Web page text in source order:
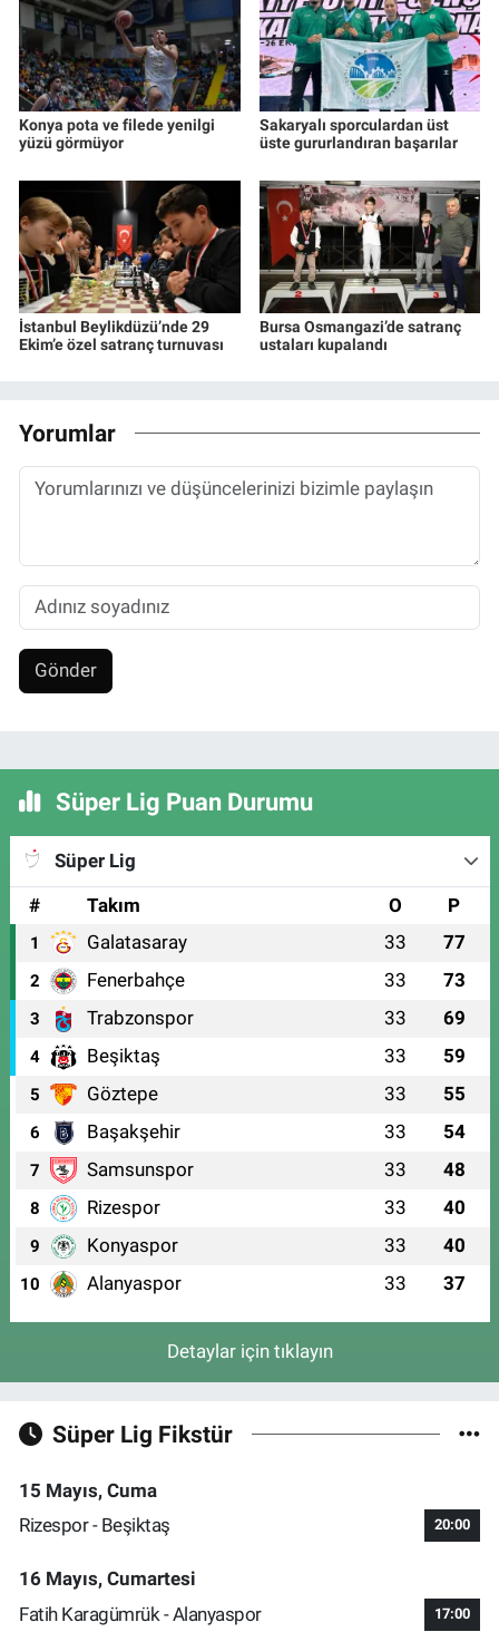
Konya pota ve filede yenilgi
yüzü görmüyor
Sakaryalı sporculardan üst
üste gururlandıran başarılar
İstanbul Beylikdüzü’nde 29
Ekim’e özel satranç turnuvası
Bursa Osmangazi’de satranç
ustaları kupalandı
Yorumlar
Gönder
Süper Lig Puan Durumu
Süper Lig
#
Takım O P
1 Galatasaray 33 77
2 Fenerbahçe 33 73
3 Trabzonspor 33 69
4 Beşiktaş 33 59
5 Göztepe 33 55
6 Başakşehir 33 54
7 Samsunspor 33 48
8 Rizespor 33 40
9 Konyaspor 33 40
10 Alanyaspor 33 37
Detaylar için tıklayın
Süper Lig Fikstür
15 Mayıs, Cuma
Rizespor - Beşiktaş
20:00
16 Mayıs, Cumartesi
Fatih Karagümrük - Alanyaspor
17:00